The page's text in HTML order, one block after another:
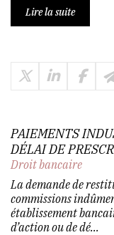
Lire la suite
PAIEMENTS
DÉLAI DE
Droit bancaire
La demande de
commissions
établissement
d’action ou de dé...